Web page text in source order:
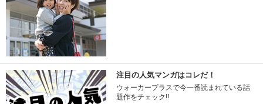
注目の人気マンガはコレだ！
ウォーカープラスで今一番読まれている話
題作をチェック!!